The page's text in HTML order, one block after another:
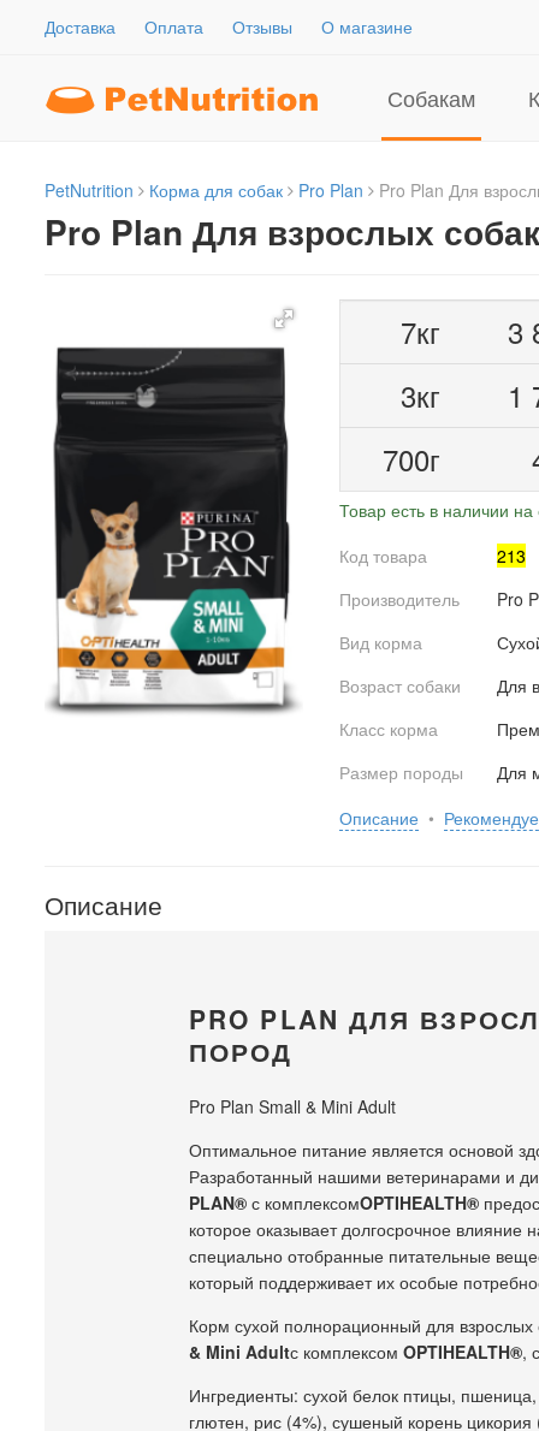
Доставка Оплата Отзывы О магазине
Собакам
PetNutrition Корма для собак Pro Plan Pro Plan Для
Pro Plan Для взрослых
7кг
3
3кг
1
700г
Товар есть в наличии на
Код товара
213
Производитель
Pro
Вид корма
Возраст собаки
Для
Класс корма
Размер породы
Для
Описание •
Описание
PRO PLAN ДЛЯ
ПОРОД
Pro Plan Small & Mini Adult
Оптимальное питание является основой
Разработанный нашими ветеринарами и
PLAN® с комплексомOPTIHEALTH®
которое оказывает долгосрочное влияние
специально отобранные питательные
который поддерживает их особые
Корм сухой полнорационный для
& Mini Adultс комплексом OPTIHEALTH®,
Ингредиенты: сухой белок птицы,
глютен, рис (4%), сушеный корень